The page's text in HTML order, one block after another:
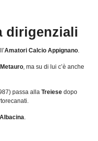
dirigenziali
Amatori Calcio Appignano.
, ma su di lui c’è anche
passa alla Treiese dopo
Albacina.